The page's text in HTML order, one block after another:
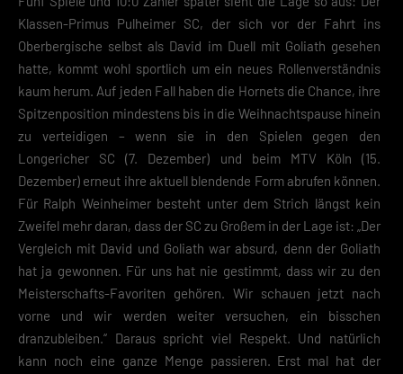
Klassen-Primus Pulheimer SC, der sich vor der Fahrt ins
Oberbergische selbst als David im Duell mit Goliath gesehen
hatte, kommt wohl sportlich um ein neues Rollenverständnis
kaum herum. Auf jeden Fall haben die Hornets die Chance, ihre
Spitzenposition mindestens bis in die Weihnachtspause hinein
zu verteidigen – wenn sie in den Spielen gegen den
Longericher SC (7. Dezember) und beim MTV Köln (15.
Dezember) erneut ihre aktuell blendende Form abrufen können.
Für Ralph Weinheimer besteht unter dem Strich längst kein
Zweifel mehr daran, dass der SC zu Großem in der Lage ist: „Der
Vergleich mit David und Goliath war absurd, denn der Goliath
hat ja gewonnen. Für uns hat nie gestimmt, dass wir zu den
Meisterschafts-Favoriten gehören. Wir schauen jetzt nach
vorne und wir werden weiter versuchen, ein bisschen
dranzubleiben.“ Daraus spricht viel Respekt. Und natürlich
kann noch eine ganze Menge passieren. Erst mal hat der
Adressen). Informationen zu den Funktionen und Anbietern der
Cookies findest du unten unter „Cookie-Details“. Weitere
die Verwendung deiner Daten findest du in unserer
Mit dem Klick auf „Verstanden“ erklärst du dich mit der Verwendung
einverstanden. Wir bitten dich um Verständnis, dass du ohne
Cookie-Verwendung unser Angebot nicht nutzen kannst.
Wenn du unter 16 Jahre alt bist und deine Zustimmung zu freiwilligen
geben möchtest, musst du deine Erziehungsberechtigten um
Hier finden Sie eine Übersicht über alle verwendeten Cookies. Sie
Einwilligung zu ganzen Kategorien geben oder sich weitere
anzeigen lassen und so nur bestimmte Cookies auswählen.
Speichern
Zurück
Datenschutzeinstellungen
Essenzielle Cookies ermöglichen grundlegende Funktionen und sind für die